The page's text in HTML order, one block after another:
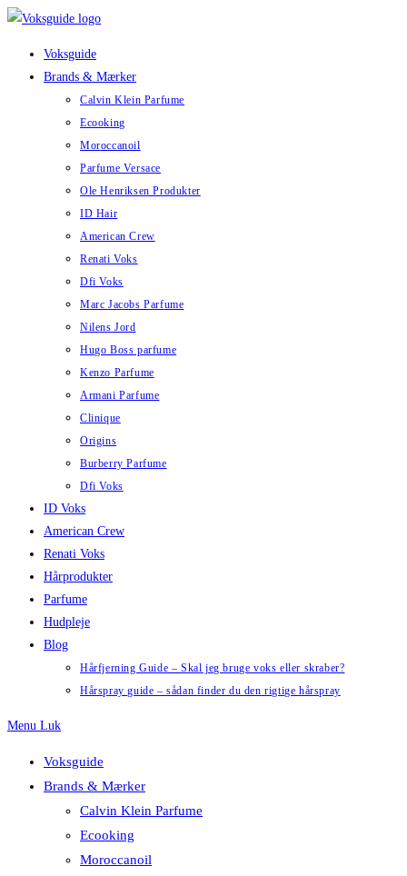
Skip
Voksguide
Brands & Mærker
Calvin Klein Parfume
Ecooking
Moroccanoil
Parfume Versace
Ole Henriksen Produkter
ID Hair
American Crew
Renati Voks
Dfi Voks
Marc Jacobs Parfume
Nilens Jord
Hugo Boss parfume
Kenzo Parfume
Armani Parfume
Clinique
Origins
Burberry Parfume
Dfi Voks
ID Voks
American Crew
Renati Voks
Hårprodukter
Parfume
Hudpleje
Blog
Hårfjerning Guide – Skal jeg bruge voks eller skraber?
Hårspray guide – sådan finder du den rigtige hårspray
Menu Luk
Voksguide
Brands & Mærker
Calvin Klein Parfume
Ecooking
Moroccanoil